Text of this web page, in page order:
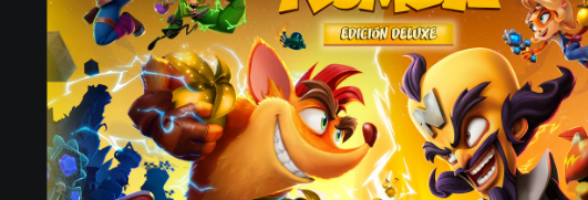
ó
D
e
l
u
x